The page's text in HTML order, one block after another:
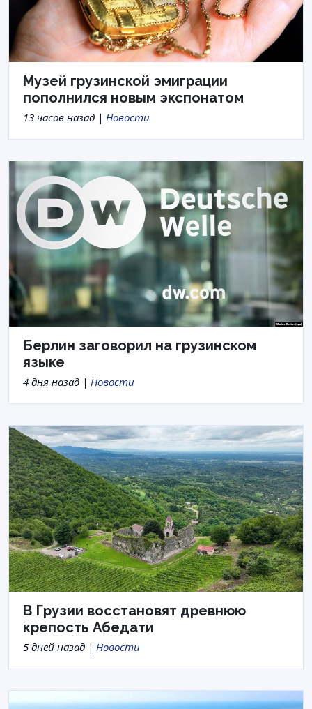
Музей грузинской эмиграции
пополнился новым экспонатом
13 часов назад | Новости
Берлин заговорил на грузинском
языке
4 дня назад | Новости
В Грузии восстановят древнюю
крепость Абедати
5 дней назад | Новости